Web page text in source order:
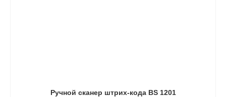
Ручной сканер штрих-кода BS 1201